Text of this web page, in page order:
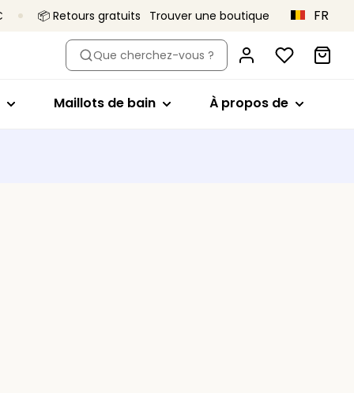
📦 Retours gratuits Trouver une boutique FR
Que cherchez-vous ?
Acheter par modèle
Emboîtant
Soutien-gorge minimiseur
modèle
hauteMaillots de bain
Acheter par modèle
Hauts de bikini
Maillots 1 pièce
À propos de
À propos de
Primadonna x
C’est ça,